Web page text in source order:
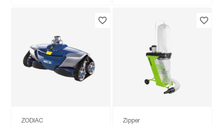
ZODIAC Zipper